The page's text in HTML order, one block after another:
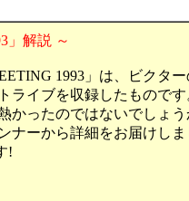
」解説 ～
1993」は、ビクター
ライブを収録したものです
かったのではないでしょ
ナーから詳細をお届けし
!